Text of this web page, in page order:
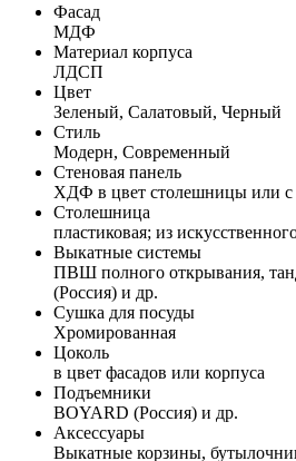
Фасад
МДФ
Материал корпуса
ЛДСП
Цвет
Зеленый, Салатовый, Черный
Стиль
Модерн, Современный
Стеновая панель
ХДФ в цвет столешницы или с
Столешница
пластиковая; из
Выкатные системы
ПВШ полного открывания,
(Россия) и др.
Сушка для посуды
Хромированная
Цоколь
в цвет фасадов или корпуса
Подъемники
BOYARD (Россия) и др.
Аксессуары
Выкатные корзины,